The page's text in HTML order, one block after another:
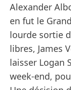
Alexander
en fut le
lourde sortie
libres, James
laisser Logan
week-end,